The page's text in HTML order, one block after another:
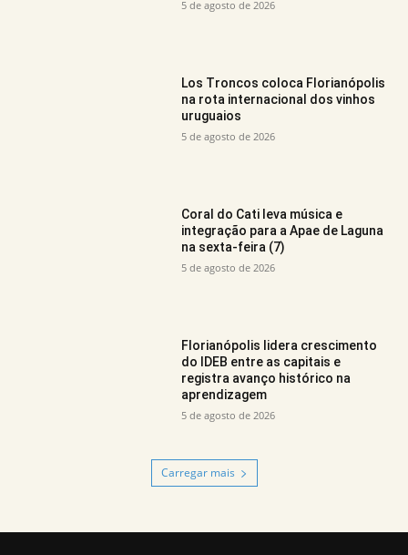
5 de agosto de 2026
Los Troncos coloca Florianópolis
na rota internacional dos vinhos
uruguaios
5 de agosto de 2026
Coral do Cati leva música e
integração para a Apae de Laguna
na sexta-feira (7)
5 de agosto de 2026
Florianópolis lidera crescimento
do IDEB entre as capitais e
registra avanço histórico na
aprendizagem
5 de agosto de 2026
Carregar mais